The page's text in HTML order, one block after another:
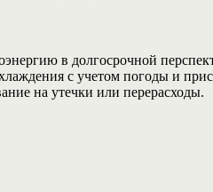
в долгосрочной
с учетом погоды и
на утечки или перерасходы.